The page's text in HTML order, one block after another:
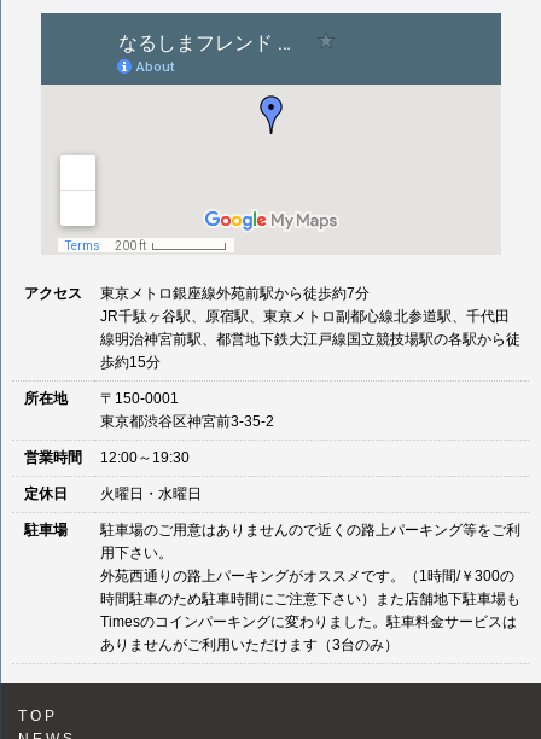
アクセス
東京メトロ銀座線外苑前駅から徒歩約7分
JR千駄ヶ谷駅、原宿駅、東京メトロ副都心線北参道駅、千代田
線明治神宮前駅、都営地下鉄大江戸線国立競技場駅の各駅から徒
歩約15分
所在地
〒150-0001
東京都渋谷区神宮前3-35-2
営業時間 12:00～19:30
定休日 火曜日・水曜日
駐車場
駐車場のご用意はありませんので近くの路上パーキング等をご利
用下さい。
外苑西通りの路上パーキングがオススメです。（1時間/￥300の
時間駐車のため駐車時間にご注意下さい）また店舗地下駐車場も
Timesのコインパーキングに変わりました。駐車料金サービスは
ありませんがご利用いただけます（3台のみ）
TOP